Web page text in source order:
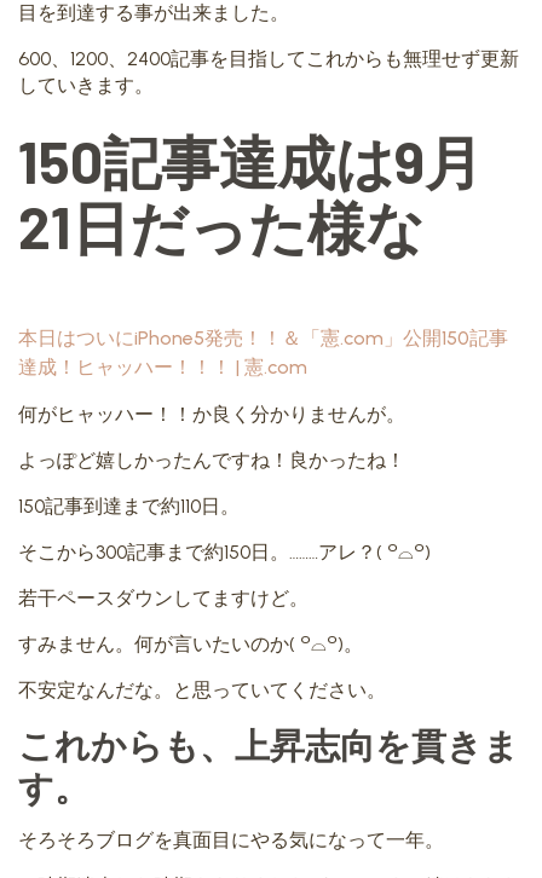
目を到達する事が出来ました。
600、1200、2400記事を目指してこれからも無理せず更新
していきます。
150記事達成は9月
21日だった様な
本日はついにiPhone5発売！！＆「憲.com」公開150記事
達成！ヒャッハー！！！ | 憲.com
何がヒャッハー！！か良く分かりませんが。
よっぽど嬉しかったんですね！良かったね！
150記事到達まで約110日。
そこから300記事まで約150日。………アレ？( ꒪⌓꒪)
若干ペースダウンしてますけど。
すみません。何が言いたいのか( ꒪⌓꒪)。
不安定なんだな。と思っていてください。
これからも、上昇志向を貫きま
す。
そろそろブログを真面目にやる気になって一年。